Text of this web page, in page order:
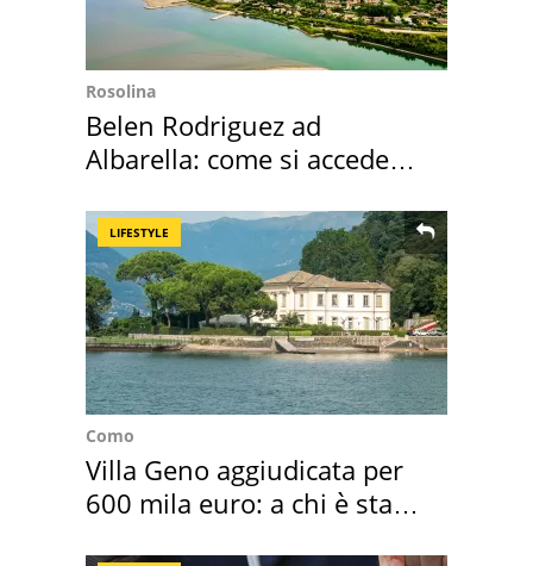
Rosolina
Belen Rodriguez ad
Albarella: come si accede
LIFESTYLE
Como
Villa Geno aggiudicata per
600 mila euro: a chi è stata